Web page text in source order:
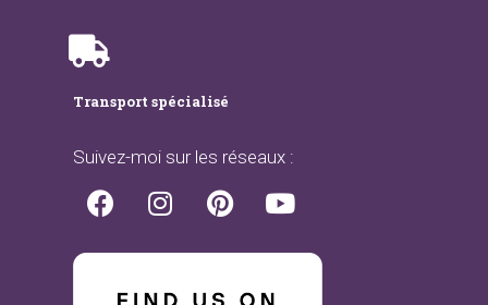
Transport spécialisé
Suivez-moi sur les réseaux :